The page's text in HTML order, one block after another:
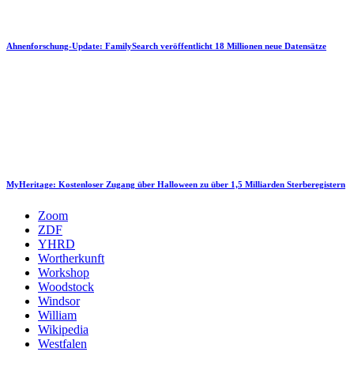
Ahnenforschung-Update: FamilySearch veröffentlicht 18 Millionen neue Datensätze
MyHeritage: Kostenloser Zugang über Halloween zu über 1,5 Milliarden Sterberegistern
Zoom
ZDF
YHRD
Wortherkunft
Workshop
Woodstock
Windsor
William
Wikipedia
Westfalen